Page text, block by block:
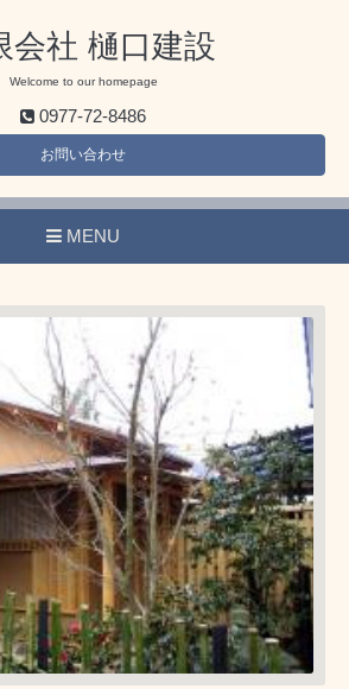
会社 樋口建設
Welcome to our homepage
0977-72-8486
お問い合わせ
MENU